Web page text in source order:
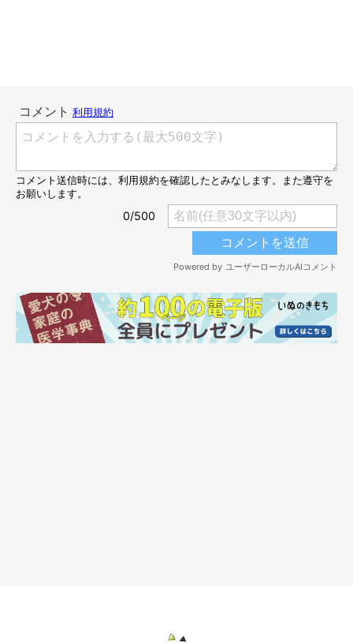
裏側はボアになっています。遠赤外線加工の中綿入りで、とても
にも使えそうです。伸縮性がないのと、長毛のわんこさんが雪遊
びをすると、雪玉だらけになりそうなので、その2点はあまりお
すすめできないかもしれません。